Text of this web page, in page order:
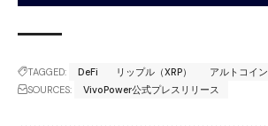
TAGGED: DeFi リップル（XRP）
アルトコイン
SOURCES:
VivoPower公式プレスリリース